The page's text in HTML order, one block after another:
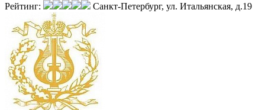
Рейтинг: Санкт-Петербург, ул. Итальянская, д.19